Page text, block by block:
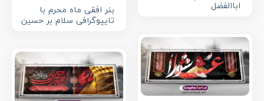
اباالفضل
بنر افقی ماه محرم با
تایپوگرافی سلام بر حسین